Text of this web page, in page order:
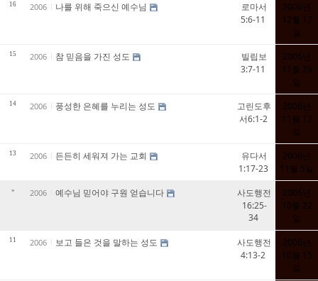
16 2006 나를 위해 죽으신 예수님
로마서
5:6-11
2006년
12월 17
일
15 2006 참 믿음을 가진 성도
빌립보
3:7-11
2006년
11월 26
일
14 2006 풍성한 은혜를 누리는 성도
고린도후
서6:1-2
2006년
11월 12
일
13 2006 든든히 세워져 가는 교회
유다서
1:17-23
2006년
11월 5일
» 2006 예수님 믿어야 구원 얻습니다
사도행전
16:25-
34
2006년
10월 22
일
11 2006 보고 들은 것을 말하는 성도
사도행전
4:13-2
2006년
10월 15
일